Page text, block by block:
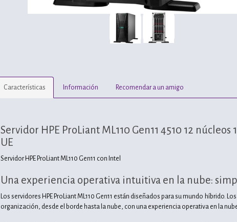
Características Información Recomendar a un amigo
Servidor HPE ProLiant ML110 Gen11 4510 12 núcleos
UE
Servidor HPE ProLiant ML110 Gen11 con Intel
Una experiencia operativa intuitiva en la nube:
Los servidores HPE ProLiant ML110 Gen11 están diseñados para su mundo híbrido.
organización, desde el borde hasta la nube, con una experiencia operativa en la